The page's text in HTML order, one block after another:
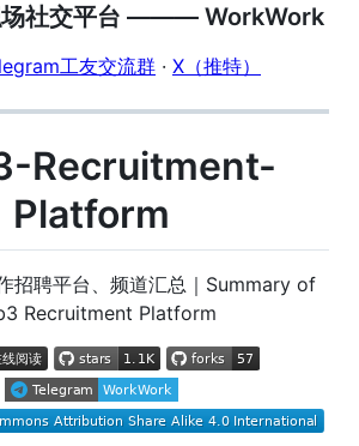
场社交平台 ——— WorkWork
工友交流群 · X（推特）
Recruitment-
Platform
招聘平台、频道汇总｜Summary of
Recruitment Platform